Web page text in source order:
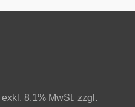
8.1% MwSt. zzgl.